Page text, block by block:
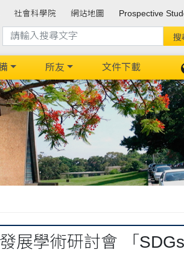
社會科學院 網站地圖 Prospective
所友 文件下載
展學術研討會 「SDGs